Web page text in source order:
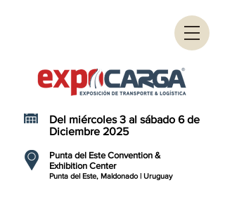
Punta del Este Convention &
Exhibition Center
Punta del Este, Maldonado | Uruguay
Del miércoles 3 al sábado 6 de
Diciembre 2025